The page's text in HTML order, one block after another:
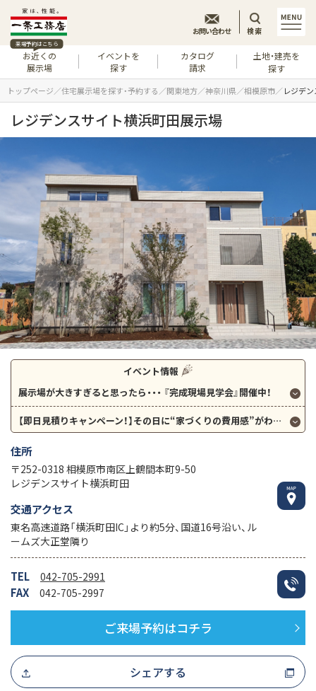
来場予約はこちら
お近くの
展示場
イベントを
探す
カタログ
請求
土地・建売を
探す
お問い合わせ 検索
トップページ 住宅展示場を探す・予約する 関東地方 神奈川県 相模原市 レジデ
レジデンスサイト横浜町田展示場
住所
〒252-0318 相模原市南区上鶴間本町9-50
レジデンスサイト横浜町田
交通アクセス
東名高速道路「横浜町田IC」より約5分、国道16号沿い、ル
ームズ大正堂隣り
TEL 042-705-2991
FAX 042-705-2997
ご来場予約はコチラ
シェアする
イベント情報
展示場が大きすぎると思ったら・・・ 『完成現場見学会』開催中！
【即日見積りキャンペーン！】その日に“家づくりの費用感”がわかる！